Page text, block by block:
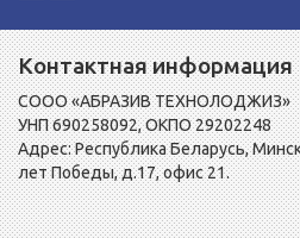
Контактная информация
СООО «АБРАЗИВ ТЕХНОЛОДЖИЗ»
УНП 690258092, ОКПО 29202248
Адрес: Республика Беларусь,
лет Победы, д.17, офис 21.